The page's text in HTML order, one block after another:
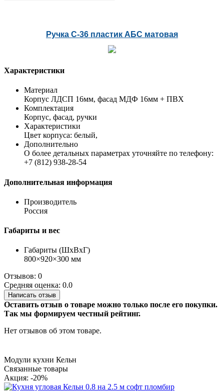
Ручка С-36 пластик АБС матовая
Характеристики
Материал
Корпус ЛДСП 16мм, фасад МДФ 16мм + ПВХ
Комплектация
Корпус, фасад, ручки
Характеристики
Цвет корпуса: белый,
Дополнительно
О более детальных параметрах уточняйте по телефону:
+7 (812) 938-28-54
Дополнительная информация
Производитель
Россия
Габариты и вес
Габариты (ШхВхГ)
800×920×300 мм
Отзывов: 0
Средняя оценка: 0.0
Написать отзыв
Оставить отзыв о товаре можно только после его покупки.
Так мы формируем честный рейтинг.
Нет отзывов об этом товаре.
Модули кухни Кельн
Связанные товары
Акция: -20%